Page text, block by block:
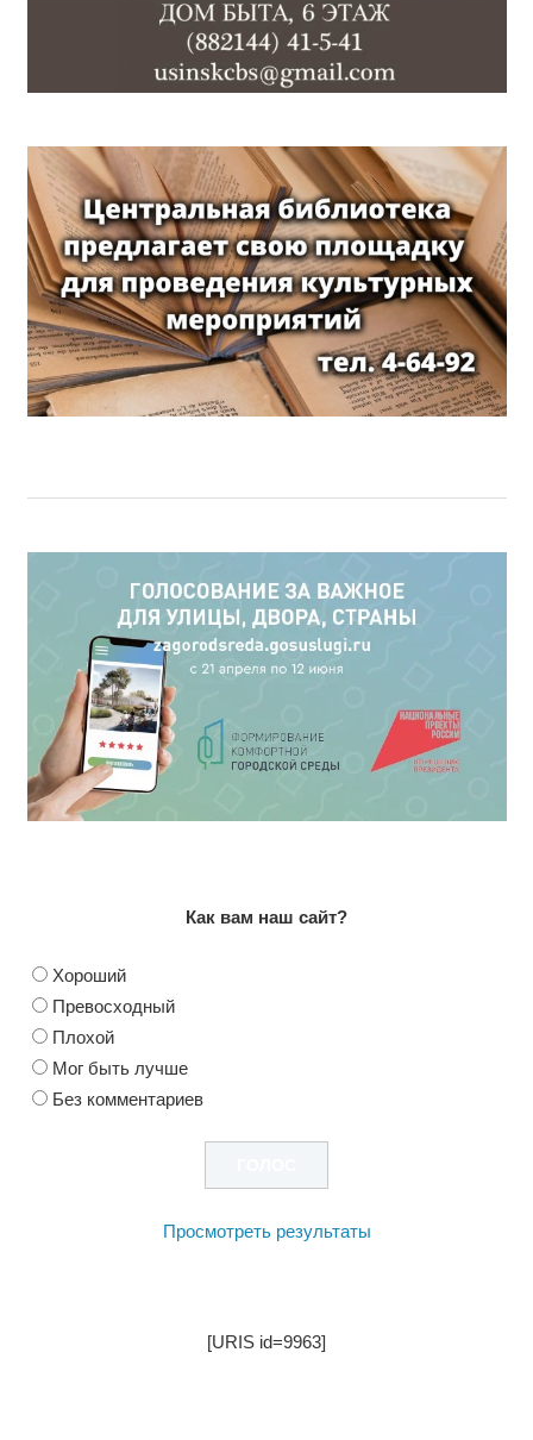
Как вам наш сайт?
Хороший
Превосходный
Плохой
Мог быть лучше
Без комментариев
Просмотреть результаты
[URIS id=9963]